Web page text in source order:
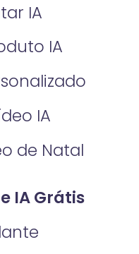
IA
IA
IA
de Natal
IA Grátis